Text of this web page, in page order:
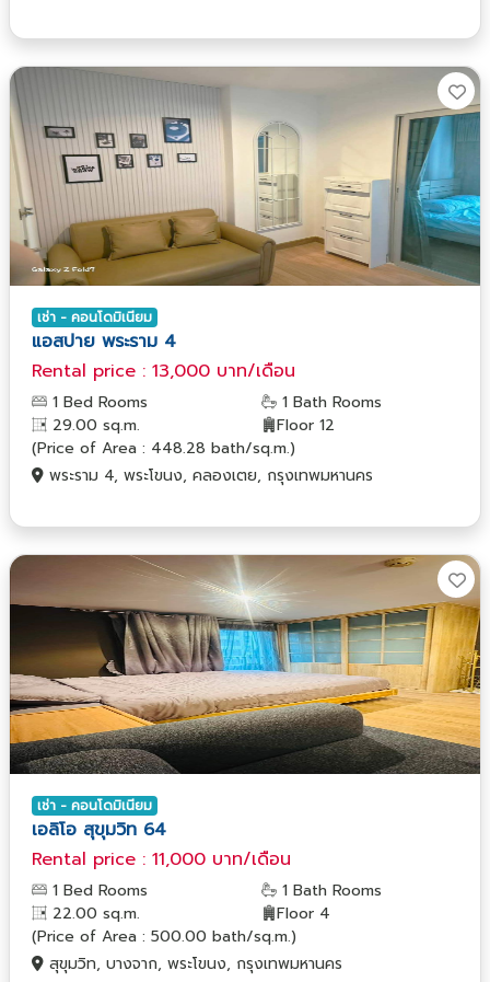
เช่า - คอนโดมิเนียม
แอสปาย พระราม 4
Rental price : 13,000 บาท/เดือน
1 Bed Rooms
1 Bath Rooms
29.00 sq.m.
Floor 12
(Price of Area : 448.28 bath/sq.m.)
พระราม 4, พระโขนง, คลองเตย, กรุงเทพมหานคร
เช่า - คอนโดมิเนียม
เอลิโอ สุขุมวิท 64
Rental price : 11,000 บาท/เดือน
1 Bed Rooms
1 Bath Rooms
22.00 sq.m.
Floor 4
(Price of Area : 500.00 bath/sq.m.)
สุขุมวิท, บางจาก, พระโขนง, กรุงเทพมหานคร